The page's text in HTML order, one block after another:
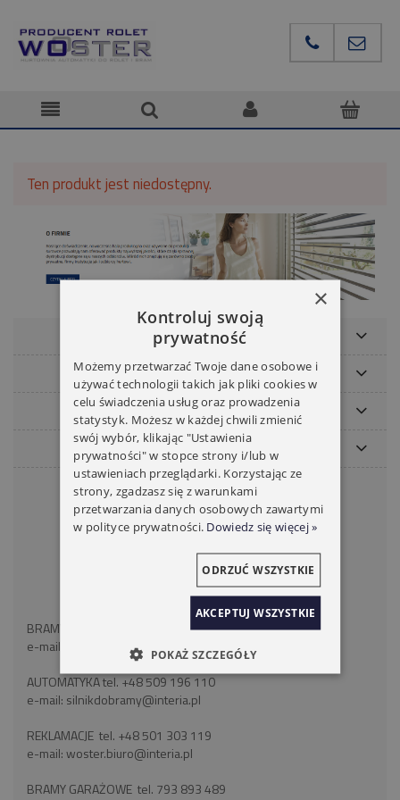
Ten produkt jest niedostępny.
POMOC
NASZE MARKI
MOJE KONTO
PŁATNOŚCI I DOSTAWA
KONTAKT
WOSTER BRAMY ROLETY
ul. Wróblewskiego 18
41-106 Siemianowice Śląskie
województwo śląskie
NIP: 6262466375
BRAMY ROLETY tel:
+48 793 893 489
e-mail:
silnikdorolet@poczta.fm
AUTOMATYKA tel.+48 509 196 110
e-mail: silnikdobramy@interia.pl
REKLAMACJE tel. +48 501 303 119
e-mail:woster.biuro@interia.pl
BRAMY GARAŻOWE tel. 793 893 489
×
Kontroluj swoją
prywatność
Możemy przetwarzać Twoje dane osobowe i
używać technologii takich jak pliki cookies w
celu świadczenia usług oraz prowadzenia
statystyk. Możesz w każdej chwili zmienić
swój wybór, klikając "Ustawienia
prywatności" w stopce strony i/lub w
ustawieniach przeglądarki. Korzystając ze
strony, zgadzasz się z warunkami
przetwarzania danych osobowych zawartymi
w polityce prywatności. Dowiedz się więcej »
AKCEPTUJ WSZYSTKIE
ODRZUĆ WSZYSTKIE
POKAŻ SZCZEGÓŁY